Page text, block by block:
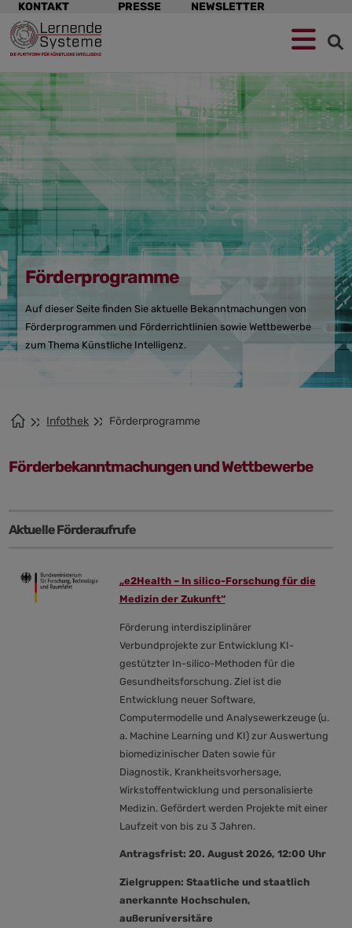
Zur
Navigation
springen
Zum
Hauptinhalt
springen
Zum
Footer
springen
Navigation
überspringen
KONTAKT PRESSE NEWSLETTER
Förderprogramme
Auf dieser Seite finden Sie aktuelle Bekanntmachungen von
Förderprogrammen und Förderrichtlinien sowie Wettbewerbe
zum Thema Künstliche Intelligenz.
Infothek Förderprogramme
Förderbekanntmachungen und Wettbewerbe
Aktuelle Förderaufrufe
„e2Health – In silico-Forschung für die
Medizin der Zukunft“
Förderung interdisziplinärer
Verbundprojekte zur Entwicklung KI-
gestützter In-silico-Methoden für die
Gesundheitsforschung. Ziel ist die
Entwicklung neuer Software,
Computermodelle und Analysewerkzeuge (u.
a. Machine Learning und KI) zur Auswertung
biomedizinischer Daten sowie für
Diagnostik, Krankheitsvorhersage,
Wirkstoffentwicklung und personalisierte
Medizin. Gefördert werden Projekte mit einer
Laufzeit von bis zu 3 Jahren.
Antragsfrist: 20. August 2026, 12:00 Uhr
Zielgruppen: Staatliche und staatlich
anerkannte Hochschulen,
außeruniversitäre